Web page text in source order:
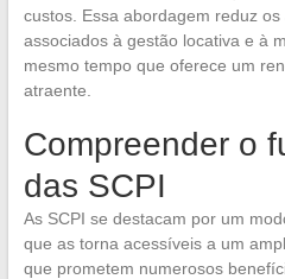
custos. Essa abordagem reduz
associados à gestão locativa e à
mesmo tempo que oferece um
atraente.
Compreender o
das SCPI
As SCPI se destacam por um
que as torna acessíveis a um
que prometem numerosos